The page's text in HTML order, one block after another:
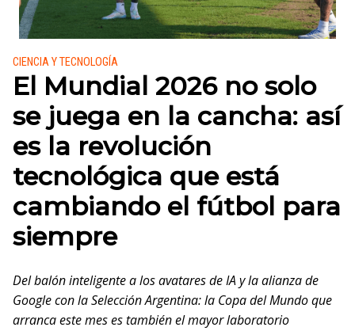
Publicado en:
CIENCIA Y TECNOLOGÍA
El Mundial 2026 no solo
se juega en la cancha: así
es la revolución
tecnológica que está
cambiando el fútbol para
siempre
Del balón inteligente a los avatares de IA y la alianza de
Google con la Selección Argentina: la Copa del Mundo que
arranca este mes es también el mayor laboratorio